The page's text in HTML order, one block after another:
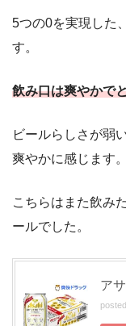
5つの0を実現した
す。
飲み口は爽やかで
ビールらしさが弱
爽やかに感じます。
こちらはまた飲み
ールでした。
ア